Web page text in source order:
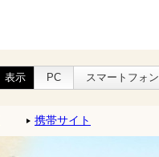
表示 PC スマートフォン
携帯サイト